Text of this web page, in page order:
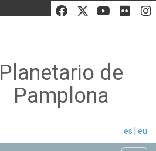
Facebook
Twiiter
Planetario de
Pamplona
es eu